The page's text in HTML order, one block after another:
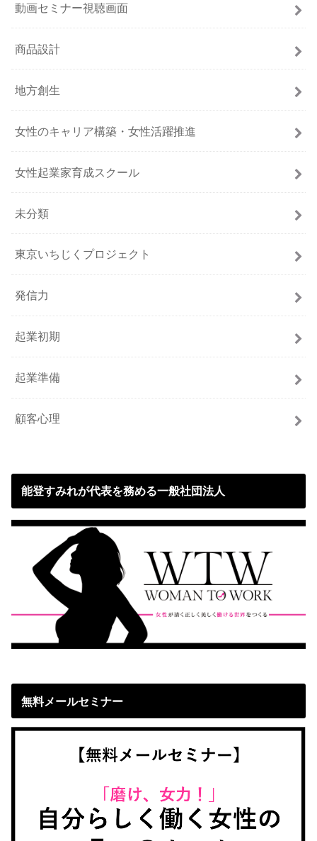
動画セミナー視聴画面
商品設計
地方創生
女性のキャリア構築・女性活躍推進
女性起業家育成スクール
未分類
東京いちじくプロジェクト
発信力
起業初期
起業準備
顧客心理
能登すみれが代表を務める一般社団法人
無料メールセミナー